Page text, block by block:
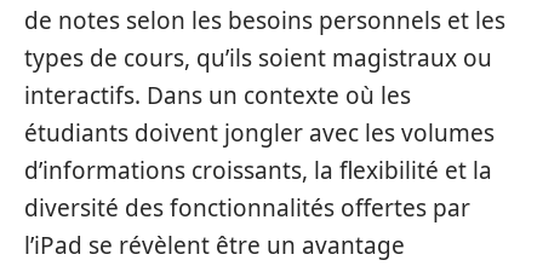
de notes selon les besoins personnels et les
types de cours, qu’ils soient magistraux ou
interactifs. Dans un contexte où les
étudiants doivent jongler avec les volumes
d’informations croissants, la flexibilité et la
diversité des fonctionnalités offertes par
l’iPad se révèlent être un avantage